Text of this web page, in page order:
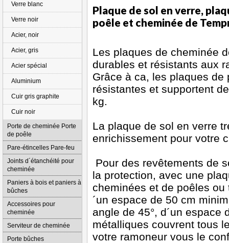
Plaque de sol en verre,
poêle et cheminée de
Les plaques de cheminée
durables et résistants aux
Grâce à ca, les plaques
résistantes et supportent
kg.
La plaque de sol en verre
enrichissement pour votre
Pour des revêtements de
la protection, avec une
cheminées et de poêles
´un espace de 50 cm
angle de 45°, d´un
métalliques couvrent tous
votre ramoneur vous le
Verre blanc
Verre noir
Acier, noir
Acier, gris
Acier spécial
Aluminium
Cuir gris graphite
Cuir noir
Porte de cheminée Porte
de poêle
Pare-étincelles Pare-feu
Joints d´étanchéité pour
cheminée
Paniers à bois et paniers à
bûches
Accessoires pour
cheminée
Serviteur de cheminée
Porte bûches